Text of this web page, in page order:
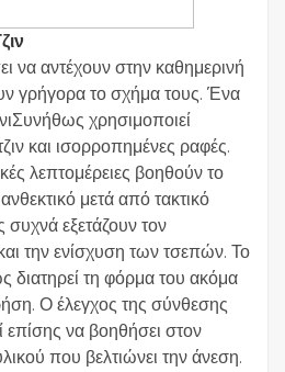
να αντέχουν στην καθημερινή
γρήγορα το σχήμα τους. Ένα
χρησιμοποιεί
και ισορροπημένες ραφές.
λεπτομέρειες βοηθούν το
μετά από τακτικό
εξετάζουν τον
την ενίσχυση των τσεπών. Το
διατηρεί τη φόρμα του ακόμα
Ο έλεγχος της σύνθεσης
να βοηθήσει στον
που βελτιώνει την άνεση.